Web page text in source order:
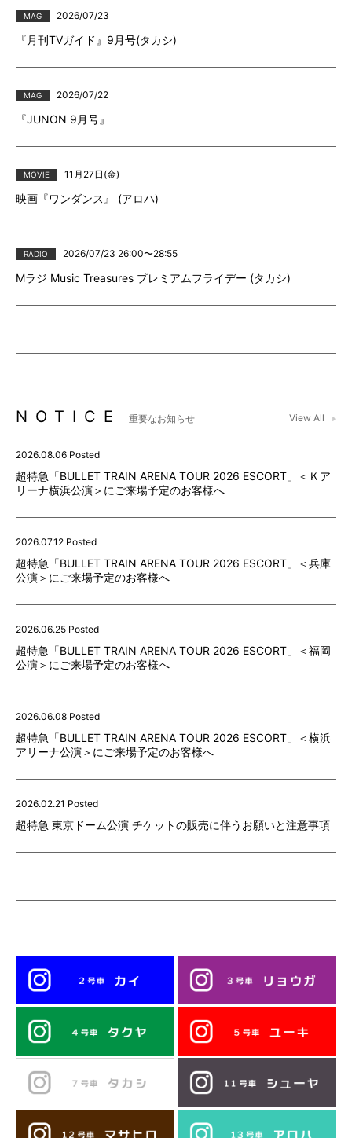
MAG 2026/07/23
『月刊TVガイド』9月号(タカシ)
MAG 2026/07/22
『JUNON 9月号』
MOVIE 11月27日(金)
映画『ワンダンス』 (アロハ)
RADIO 2026/07/23 26:00〜28:55
Mラジ Music Treasures プレミアムフライデー (タカシ)
NOTICE 重要なお知らせ View All
2026.08.06 Posted
超特急「BULLET TRAIN ARENA TOUR 2026 ESCORT」＜Ｋア
リーナ横浜公演＞にご来場予定のお客様へ
2026.07.12 Posted
超特急「BULLET TRAIN ARENA TOUR 2026 ESCORT」＜兵庫
公演＞にご来場予定のお客様へ
2026.06.25 Posted
超特急「BULLET TRAIN ARENA TOUR 2026 ESCORT」＜福岡
公演＞にご来場予定のお客様へ
2026.06.08 Posted
超特急「BULLET TRAIN ARENA TOUR 2026 ESCORT」＜横浜
アリーナ公演＞にご来場予定のお客様へ
2026.02.21 Posted
超特急 東京ドーム公演 チケットの販売に伴うお願いと注意事項